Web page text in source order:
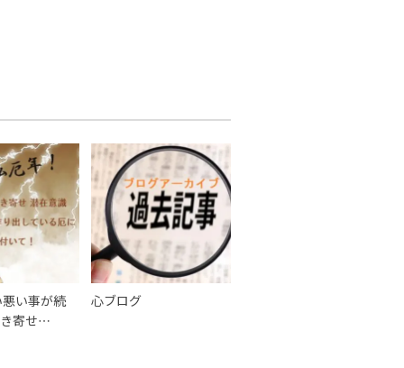
い事が続
き寄せ…
心ブログ